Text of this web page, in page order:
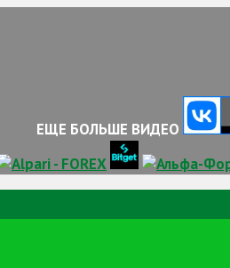
ЕЩЕ БОЛЬШЕ ВИДЕО